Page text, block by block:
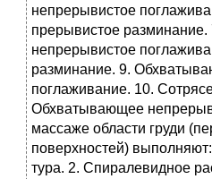
непрерывистое
прерывистое
непрерывистое
разминание. 9.
поглаживание. 10.
Обхватывающее
массаже области груди
поверхностей)
тура. 2. Спиралевидное